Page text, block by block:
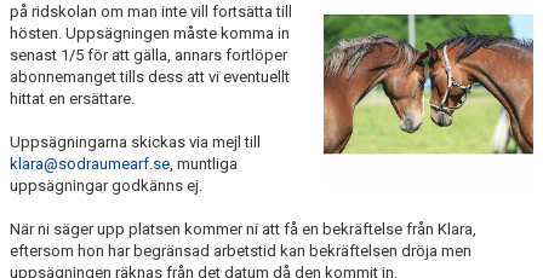
RIDHUSBOKNINGAR
IDEELLT ARBETE
PROVISIONSFÖRSÄLJNING
FRAMSTEG
BOTNIA HÄSTKLINIK
på ridskolan om man inte vill fortsätta till
hösten. Uppsägningen måste komma in
senast 1/5 för att gälla, annars fortlöper
abonnemanget tills dess att vi eventuellt
hittat en ersättare.
Uppsägningarna skickas via mejl till
klara@sodraumearf.se, muntliga
uppsägningar godkänns ej.
När ni säger upp platsen kommer ni att få en bekräftelse från Klara,
eftersom hon har begränsad arbetstid kan bekräftelsen dröja men
uppsägningen räknas från det datum då den kommit in.